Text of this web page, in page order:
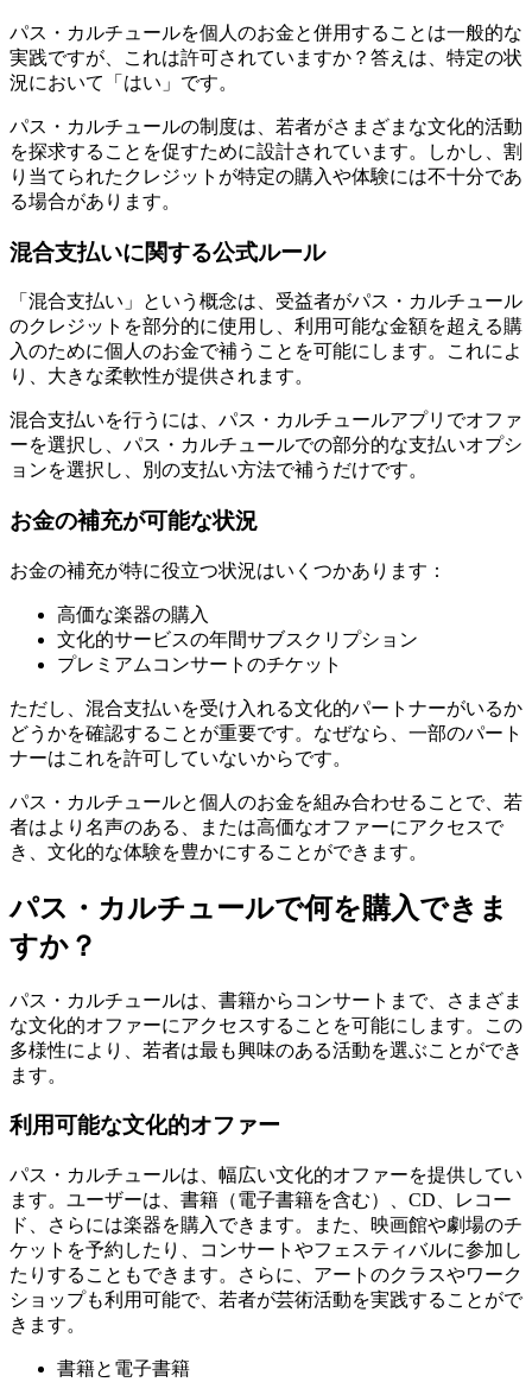
パス・カルチュールを個人のお金と併用することは一般的な
実践ですが、これは許可されていますか？答えは、特定の状
況において「はい」です。
パス・カルチュールの制度は、若者がさまざまな文化的活動
を探求することを促すために設計されています。しかし、割
り当てられたクレジットが特定の購入や体験には不十分であ
る場合があります。
混合支払いに関する公式ルール
「混合支払い」という概念は、受益者がパス・カルチュール
のクレジットを部分的に使用し、利用可能な金額を超える購
入のために個人のお金で補うことを可能にします。これによ
り、大きな柔軟性が提供されます。
混合支払いを行うには、パス・カルチュールアプリでオファ
ーを選択し、パス・カルチュールでの部分的な支払いオプシ
ョンを選択し、別の支払い方法で補うだけです。
お金の補充が可能な状況
お金の補充が特に役立つ状況はいくつかあります：
高価な楽器の購入
文化的サービスの年間サブスクリプション
プレミアムコンサートのチケット
ただし、混合支払いを受け入れる文化的パートナーがいるか
どうかを確認することが重要です。なぜなら、一部のパート
ナーはこれを許可していないからです。
パス・カルチュールと個人のお金を組み合わせることで、若
者はより名声のある、または高価なオファーにアクセスで
き、文化的な体験を豊かにすることができます。
パス・カルチュールで何を購入できま
すか？
パス・カルチュールは、書籍からコンサートまで、さまざま
な文化的オファーにアクセスすることを可能にします。この
多様性により、若者は最も興味のある活動を選ぶことができ
ます。
利用可能な文化的オファー
パス・カルチュールは、幅広い文化的オファーを提供してい
ます。ユーザーは、書籍（電子書籍を含む）、CD、レコー
ド、さらには楽器を購入できます。また、映画館や劇場のチ
ケットを予約したり、コンサートやフェスティバルに参加し
たりすることもできます。さらに、アートのクラスやワーク
ショップも利用可能で、若者が芸術活動を実践することがで
きます。
書籍と電子書籍